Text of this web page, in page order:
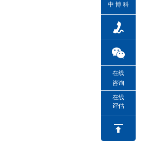
中 博 科
在线
咨询
在线
评估